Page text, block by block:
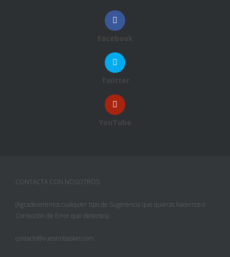
Facebook
Twitter
YouTube
CONTACTA CON NOSOTROS
(Agradeceremos cualquier tipo de Sugerencia que quieras hacernos o
Corrección de Error que detectes):
contacto@vuestrobasket.com